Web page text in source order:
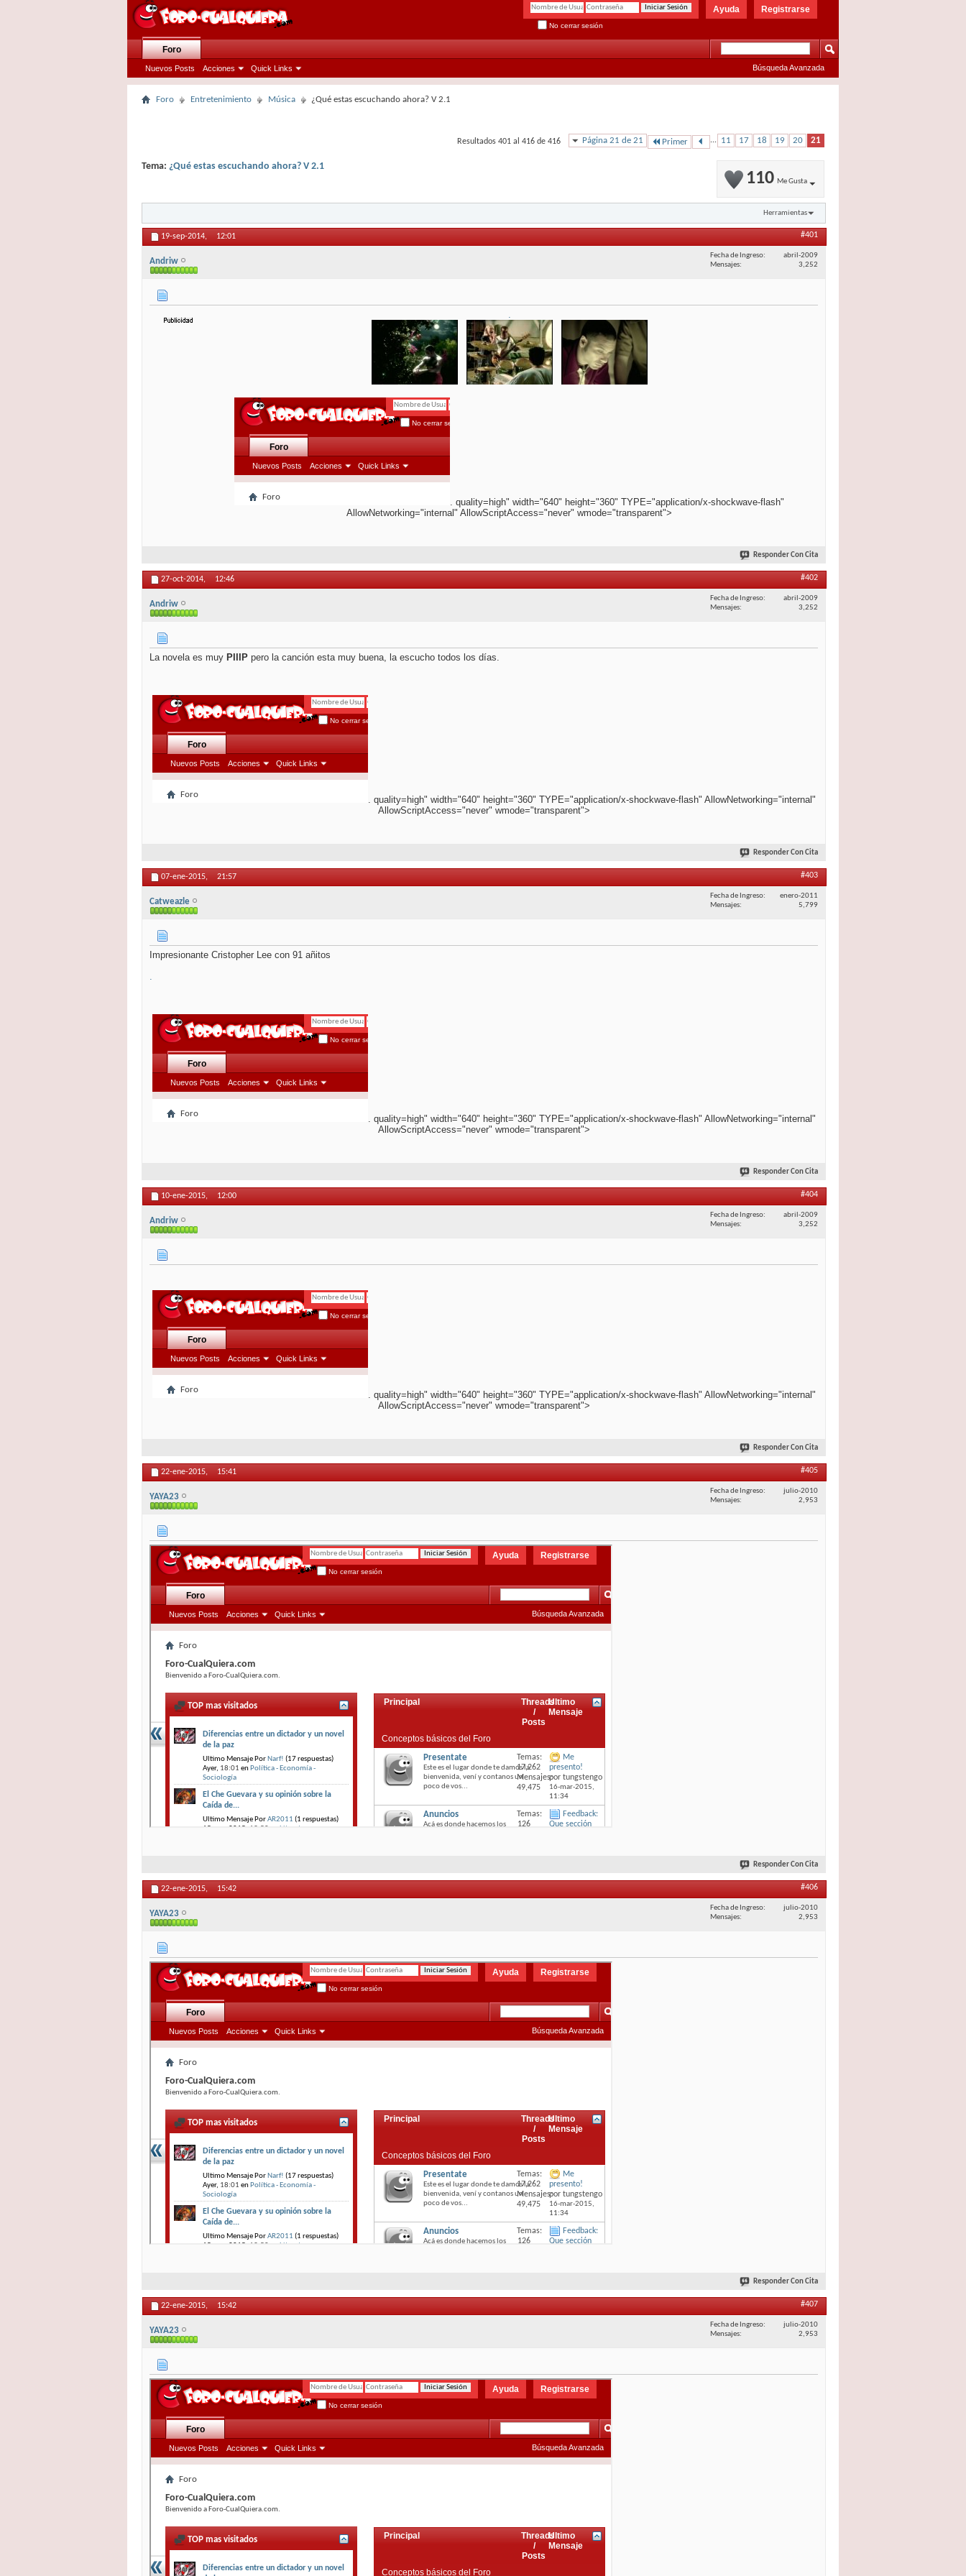
Registrarse
Ayuda
No cerrar sesión
Foro
Nuevos Posts Acciones Quick Links Búsqueda Avanzada
Foro Entretenimiento Música ¿Qué estas escuchando ahora? V 2.1
Página 21 de 21 Primer ... 11 17 18 19 20 21
Resultados 401 al 416 de 416
110 Me Gusta
Tema: ¿Qué estas escuchando ahora? V 2.1
Herramientas
19-sep-2014, 12:01 #401
Andriw
Fecha de Ingreso
abril-2009
Mensajes
3,252
.
. quality=high" width="640" height="360" TYPE="application/x-shockwave-flash"
AllowNetworking="internal" AllowScriptAccess="never" wmode="transparent">
Responder Con Cita
27-oct-2014, 12:46 #402
Andriw
Fecha de Ingreso
abril-2009
Mensajes
3,252
La novela es muy PIIIP pero la canción esta muy buena, la escucho todos los días.
. quality=high" width="640" height="360" TYPE="application/x-shockwave-flash" AllowNetworking="internal"
AllowScriptAccess="never" wmode="transparent">
Responder Con Cita
07-ene-2015, 21:57 #403
Catweazle
Fecha de Ingreso
enero-2011
Mensajes
5,799
Impresionante Cristopher Lee con 91 añitos
.
. quality=high" width="640" height="360" TYPE="application/x-shockwave-flash" AllowNetworking="internal"
AllowScriptAccess="never" wmode="transparent">
Responder Con Cita
10-ene-2015, 12:00 #404
Andriw
Fecha de Ingreso
abril-2009
Mensajes
3,252
. quality=high" width="640" height="360" TYPE="application/x-shockwave-flash" AllowNetworking="internal"
AllowScriptAccess="never" wmode="transparent">
Responder Con Cita
22-ene-2015, 15:41 #405
YAYA23
Fecha de Ingreso
julio-2010
Mensajes
2,953
Responder Con Cita
22-ene-2015, 15:42 #406
YAYA23
Fecha de Ingreso
julio-2010
Mensajes
2,953
Responder Con Cita
22-ene-2015, 15:42 #407
YAYA23
Fecha de Ingreso
julio-2010
Mensajes
2,953